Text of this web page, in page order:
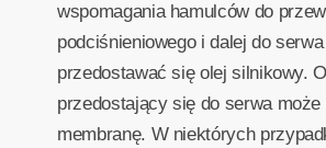
wspomagania hamulców do
podciśnieniowego i dalej do
przedostawać się olej silnikowy.
przedostający się do serwa
membranę. W niektórych